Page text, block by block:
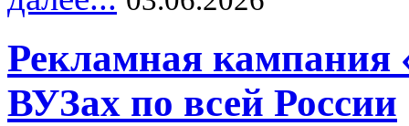
Рекламная кампания
ВУЗах по всей России